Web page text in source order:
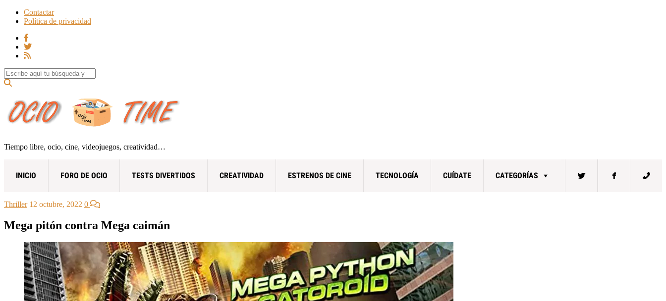
Contactar
Política de privacidad
Search for:
Tiempo libre, ocio, cine, videojuegos, creatividad…
INICIO FORO DE OCIO TESTS DIVERTIDOS CREATIVIDAD ESTRENOS DE CINE TECNOLOGÍA CUÍDATE CATEGORÍAS
Thriller 12 octubre, 2022 0
Mega pitón contra Mega caimán